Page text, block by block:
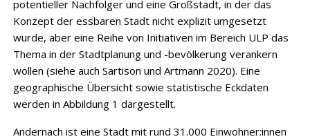
potentieller Nachfolger und eine Großstadt, in der das
Konzept der essbaren Stadt nicht explizit umgesetzt
wurde, aber eine Reihe von Initiativen im Bereich ULP das
Thema in der Stadtplanung und -bevölkerung verankern
wollen (siehe auch Sartison und Artmann 2020). Eine
geographische Übersicht sowie statistische Eckdaten
werden in Abbildung 1 dargestellt.
Andernach ist eine Stadt mit rund 31.000 Einwohner:innen